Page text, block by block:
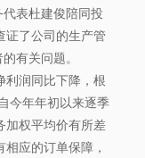
表杜建俊陪同投
证了公司的生产管
有关问题。
润同比下降，根
今年年初以来逐季
加权平均价有所差
应的订单保障，